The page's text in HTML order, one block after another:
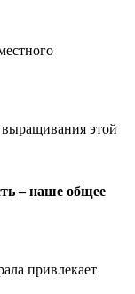
этой
– наше общее
привлекает